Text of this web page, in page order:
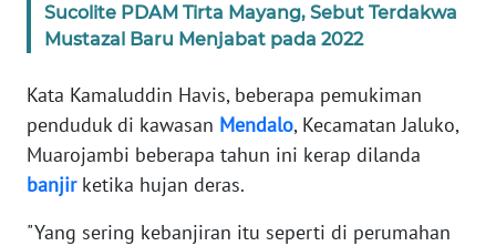
Sucolite PDAM Tirta Mayang, Sebut Terdakwa
Mustazal Baru Menjabat pada 2022
Kata Kamaluddin Havis, beberapa pemukiman
penduduk di kawasan Mendalo, Kecamatan Jaluko,
Muarojambi beberapa tahun ini kerap dilanda
banjirketika hujan deras.
"Yang sering kebanjiran itu seperti di perumahan
DISCLAIMER
Wahana
News
Regional
WN